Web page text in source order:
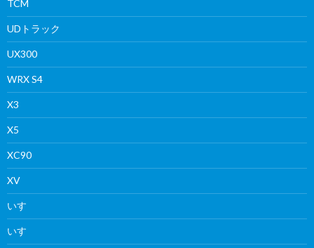
TCM
UDトラック
UX300
WRX S4
X3
X5
XC90
XV
いすゞ
いすゞ